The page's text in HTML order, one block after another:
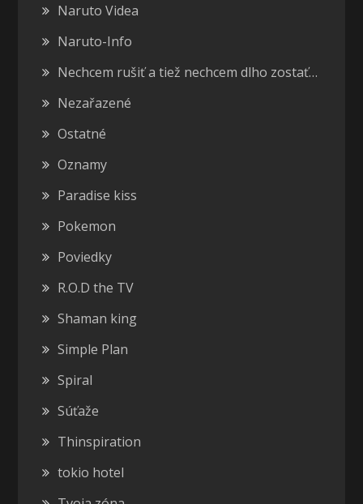
Naruto Videa
Naruto-Info
Nechcem rušiť a tiež nechcem dlho zostať…
Nezařazené
Ostatné
Oznamy
Paradise kiss
Pokemon
Poviedky
R.O.D the TV
Shaman king
Simple Plan
Spiral
Súťaže
Thinspiration
tokio hotel